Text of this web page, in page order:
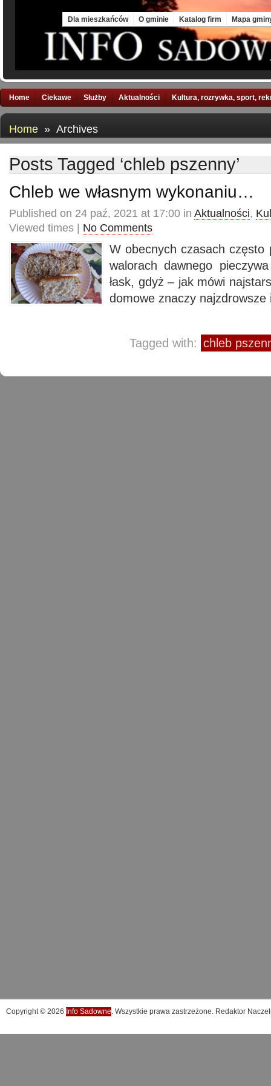
Dla mieszkańców O gminie Katalog firm Mapa
Home Ciekawe Służby Aktualności Kultura, rozrywka, sport,
Home » Archives
Posts Tagged ‘chleb pszenny’
Chleb we własnym wykonaniu…
Published on 24 paź, 2021 at 17:00 in Aktualności,
Viewed times | No Comments
W obecnych czasach często
walorach dawnego
łask, gdyż – jak mówi
domowe znaczy najzdrowsze
Tagged with: chleb
Copyright © 2026 Info Sadowne. Wszystkie prawa zastrzeżone. Redaktor